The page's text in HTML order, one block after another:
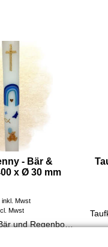
- Bär &
x Ø 30 mm
inkl. Mwst
Mwst
Taufkerze Henny mit Bär und Regenbogen. 400 x 30 mm, aus 100 % Paraffin, liebevoll verziert, personalisierbar mit Name & Taufdatum, online bestellbar.